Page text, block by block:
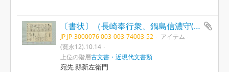
〔書状〕（長崎奉行衆、鍋島信濃守(勝茂)ら着津、進物につき）
JP JP-3000076 003-003-74003-52
アイテム
(寛永12).10.14
上位の階層古文書・近現代文書類
宛先 縣新左衛門